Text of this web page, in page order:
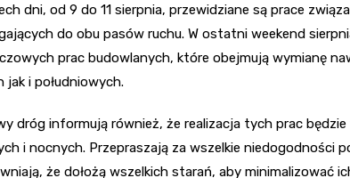
dni, od 9 do 11 sierpnia, przewidziane są prace
do obu pasów ruchu. W ostatni weekend
prac budowlanych, które obejmują wymianę
jak i południowych.
dróg informują również, że realizacja tych prac będzie
i nocnych. Przepraszają za wszelkie niedogodności
że dołożą wszelkich starań, aby minimalizować